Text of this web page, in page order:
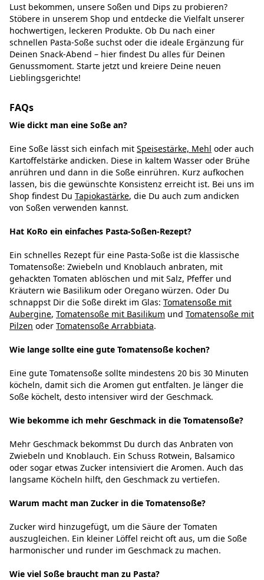
Lust bekommen, unsere Soßen und Dips zu probieren?
Stöbere in unserem Shop und entdecke die Vielfalt unserer
hochwertigen, leckeren Produkte. Ob Du nach einer
schnellen Pasta-Soße suchst oder die ideale Ergänzung für
Deinen Snack-Abend – hier findest Du alles für Deinen
Genussmoment. Starte jetzt und kreiere Deine neuen
Lieblingsgerichte!
FAQs
Wie dickt man eine Soße an?
Eine Soße lässt sich einfach mit Speisestärke, Mehl oder auch
Kartoffelstärke andicken. Diese in kaltem Wasser oder Brühe
anrühren und dann in die Soße einrühren. Kurz aufkochen
lassen, bis die gewünschte Konsistenz erreicht ist. Bei uns im
Shop findest Du Tapiokastärke, die Du auch zum andicken
von Soßen verwenden kannst.
Hat KoRo ein einfaches Pasta-Soßen-Rezept?
Ein schnelles Rezept für eine Pasta-Soße ist die klassische
Tomatensoße: Zwiebeln und Knoblauch anbraten, mit
gehackten Tomaten ablöschen und mit Salz, Pfeffer und
Kräutern wie Basilikum oder Oregano würzen. Oder Du
schnappst Dir die Soße direkt im Glas: Tomatensoße mit
Aubergine, Tomatensoße mit Basilikum und Tomatensoße mit
Pilzen oder Tomatensoße Arrabbiata.
Wie lange sollte eine gute Tomatensoße kochen?
Eine gute Tomatensoße sollte mindestens 20 bis 30 Minuten
köcheln, damit sich die Aromen gut entfalten. Je länger die
Soße köchelt, desto intensiver wird der Geschmack.
Wie bekomme ich mehr Geschmack in die Tomatensoße?
Mehr Geschmack bekommst Du durch das Anbraten von
Zwiebeln und Knoblauch. Ein Schuss Rotwein, Balsamico
oder sogar etwas Zucker intensiviert die Aromen. Auch das
langsame Köcheln hilft, den Geschmack zu vertiefen.
Warum macht man Zucker in die Tomatensoße?
Zucker wird hinzugefügt, um die Säure der Tomaten
auszugleichen. Ein kleiner Löffel reicht oft aus, um die Soße
harmonischer und runder im Geschmack zu machen.
Wie viel Soße braucht man zu Pasta?